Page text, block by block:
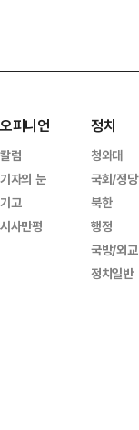
오피니언
칼럼
기자의 눈
기고
시사만평
정치
청와대
국회/정당
북한
행정
국방/외교
정치일반